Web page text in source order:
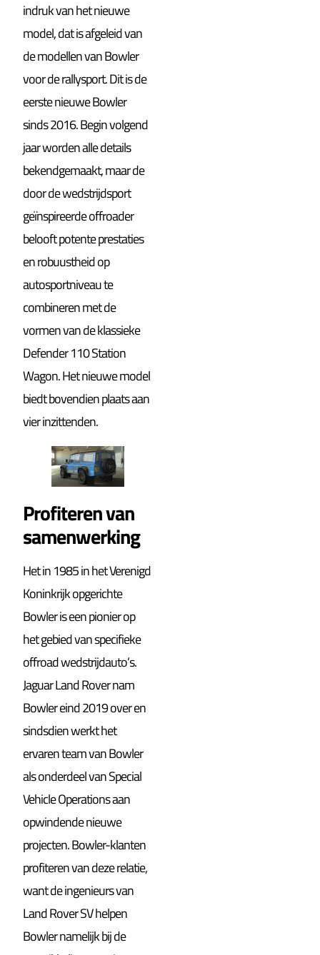
indruk van het nieuwe
model, dat is afgeleid van
de modellen van Bowler
voor de rallysport. Dit is de
eerste nieuwe Bowler
sinds 2016. Begin volgend
jaar worden alle details
bekendgemaakt, maar de
door de wedstrijdsport
geïnspireerde offroader
belooft potente prestaties
en robuustheid op
autosportniveau te
combineren met de
vormen van de klassieke
Defender 110 Station
Wagon. Het nieuwe model
biedt bovendien plaats aan
vier inzittenden.
Profiteren van
samenwerking
Het in 1985 in het Verenigd
Koninkrijk opgerichte
Bowler is een pionier op
het gebied van specifieke
offroad wedstrijdauto’s.
Jaguar Land Rover nam
Bowler eind 2019 over en
sindsdien werkt het
ervaren team van Bowler
als onderdeel van Special
Vehicle Operations aan
opwindende nieuwe
projecten. Bowler-klanten
profiteren van deze relatie,
want de ingenieurs van
Land Rover SV helpen
Bowler namelijk bij de